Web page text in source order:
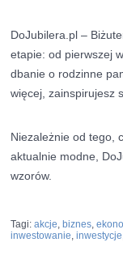
DoJubilera.pl –
etapie: od pierwszej
dbanie o rodzinne
więcej, zainspirujesz
Niezależnie od tego,
aktualnie modne,
wzorów.
Tagi: akcje, biznes,
inwestowanie, inwestycje